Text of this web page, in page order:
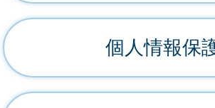
個人情報保